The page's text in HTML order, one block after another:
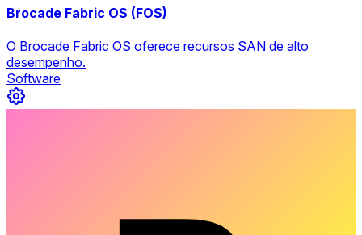
Brocade Fabric OS (FOS)
O Brocade Fabric OS oferece recursos SAN de alto
desempenho.
Software